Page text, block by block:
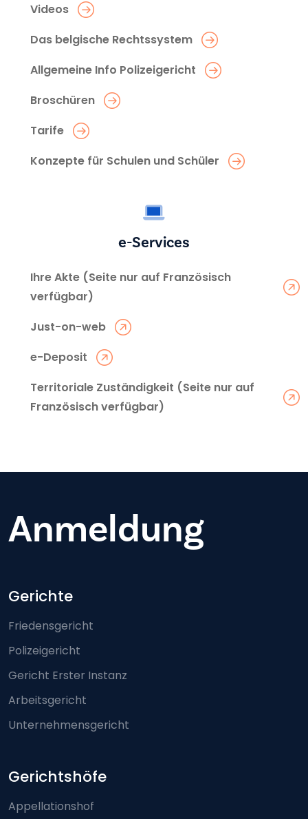
Videos
Das belgische Rechtssystem
Allgemeine Info Polizeigericht
Broschüren
Tarife
Konzepte für Schulen und Schüler
e-Services
Ihre Akte (Seite nur auf Französisch
verfügbar)
Just-on-web
e-Deposit
Territoriale Zuständigkeit (Seite nur auf
Französisch verfügbar)
Anmeldung
Footer-menu
Gerichte
Friedensgericht
Polizeigericht
Gericht Erster Instanz
Arbeitsgericht
Unternehmensgericht
Gerichtshöfe
Appellationshof